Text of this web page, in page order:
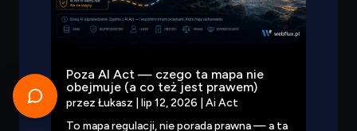
Poza AI Act — czego ta mapa nie
obejmuje (a co też jest prawem)
przez Łukasz lip 12, 2026
Ai Act
To mapa regulacji, nie porada prawna — a ta